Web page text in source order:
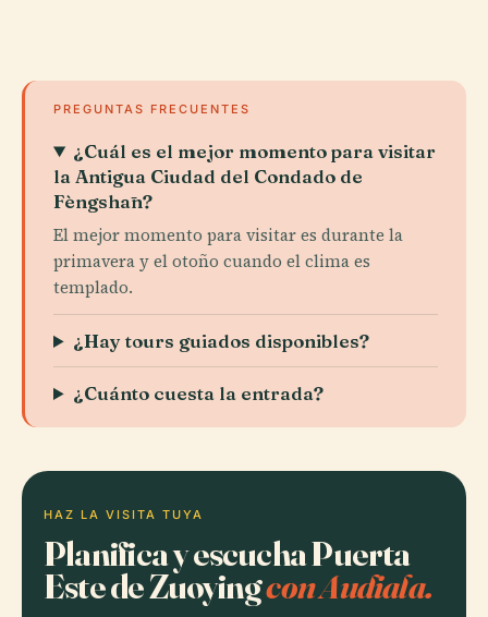
PREGUNTAS FRECUENTES
¿Cuál es el mejor momento para visitar
la Antigua Ciudad del Condado de
Fèngshān?
El mejor momento para visitar es durante la
primavera y el otoño cuando el clima es
templado.
¿Hay tours guiados disponibles?
¿Cuánto cuesta la entrada?
HAZ LA VISITA TUYA
Planifica y escucha Puerta
Este de Zuoyingcon Audiala.